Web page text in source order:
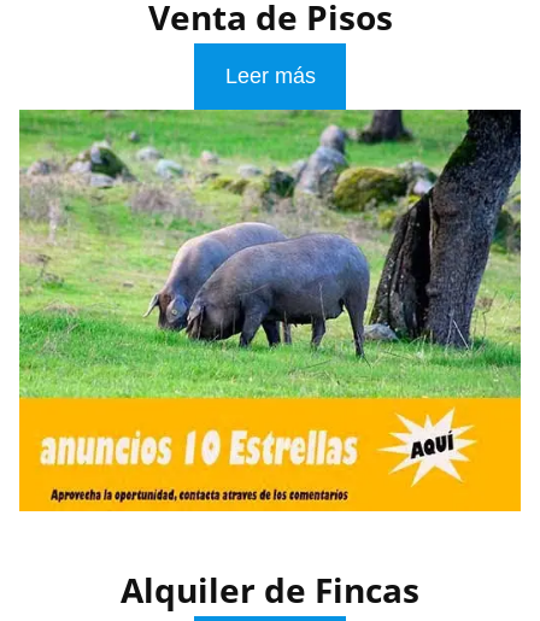
Venta de Pisos
Leer más
Alquiler de Fincas